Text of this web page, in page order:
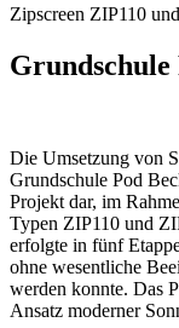
Zipscreen ZIP110
Grundschule
Die Umsetzung von
Grundschule Pod
Projekt dar, im
Typen ZIP110 und
erfolgte in fünf
ohne wesentliche
werden konnte. Das
Ansatz moderner